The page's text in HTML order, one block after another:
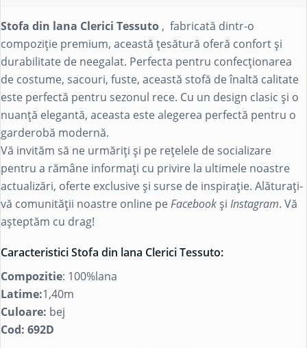
Stofa din lana Clerici Tessuto , fabricată dintr-o
compoziție premium, această țesătură oferă confort și
durabilitate de neegalat. Perfecta pentru confecționarea
de costume, sacouri, fuste, această stofă de înaltă calitate
este perfectă pentru sezonul rece. Cu un design clasic și o
nuanță elegantă, aceasta este alegerea perfectă pentru o
garderobă modernă.
Vă invităm să ne urmăriți și pe rețelele de socializare
pentru a rămâne informați cu privire la ultimele noastre
actualizări, oferte exclusive și surse de inspirație. Alăturați-
vă comunității noastre online peFacebook și Instagram. Vă
așteptăm cu drag!
Caracteristici Stofa din lana Clerici Tessuto:
Compozitie: 100%lana
Latime:1,40m
Culoare: bej
Cod: 692D